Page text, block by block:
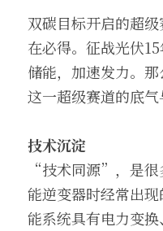
双碳目标开启的超
在必得。征战光伏
储能，加速发力。
这一超级赛道的底气
技术沉淀
“技术同源”，是很
能逆变器时经常出
能系统具有电力变